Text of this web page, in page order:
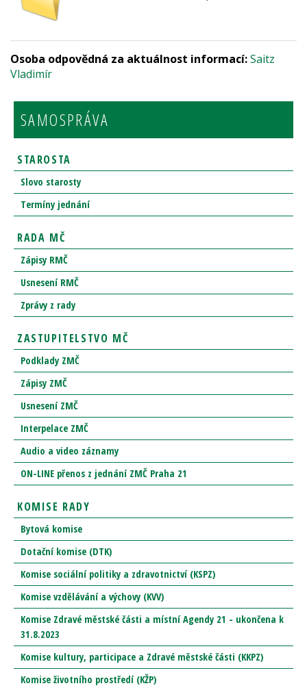
Osoba odpovědná za aktuálnost informací:Saitz
Vladimír
SAMOSPRÁVA
STAROSTA
Slovo starosty
Termíny jednání
RADA MČ
Zápisy RMČ
Usnesení RMČ
Zprávy z rady
ZASTUPITELSTVO MČ
Podklady ZMČ
Zápisy ZMČ
Usnesení ZMČ
Interpelace ZMČ
Audio a video záznamy
ON-LINE přenos z jednání ZMČ Praha 21
KOMISE RADY
Bytová komise
Dotační komise (DTK)
Komise sociální politiky a zdravotnictví (KSPZ)
Komise vzdělávání a výchovy (KVV)
Komise Zdravé městské části a místní Agendy 21 - ukončena k
31.8.2023
Komise kultury, participace a Zdravé městské části (KKPZ)
Komise životního prostředí (KŽP)